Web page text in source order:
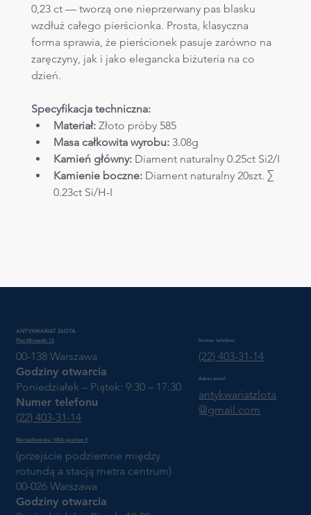
0,23 ct — tworzą one nieprzerwany pas blasku
wzdłuż całego pierścionka. Prosta, klasyczna
forma sprawia, że pierścionek pasuje zarówno na
zaręczyny, jak i jako elegancka biżuteria na co
dzień.
Specyfikacja techniczna:
Materiał: Złoto próby 585
Masa całkowita wyrobu: 3.08g
Kamień główny: Diament naturalny 0.25ct Si2/I
Kamienie boczne: Diament naturalny 20szt. ∑
0.23ct Si/H-I
ANTYKWARIAT ZŁOTA
Plac Mirowski 12
00-138 Warszawa
Godziny otwarcia
Poniedziałek – Piątek: 9:30 – 17:30
Numer telefonu
(22) 403-31-14
Marszałkowska 100A pawilon 9
(przejście podziemne między
rotundą a stacją metra centrum)
00-026 Warszawa
Godziny otwarcia
Numer telefonu
(22) 403-31-14
Adres email
antykwariatzlota
@gmail.com